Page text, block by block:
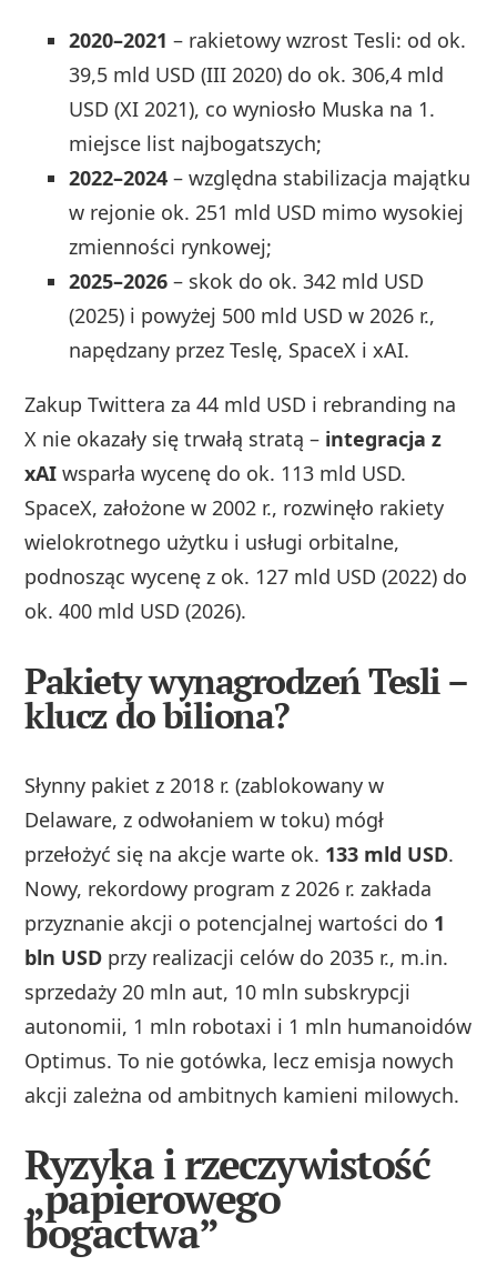
2020–2021 – rakietowy wzrost Tesli: od ok.
39,5 mld USD (III 2020) do ok. 306,4 mld
USD (XI 2021), co wyniosło Muska na 1.
miejsce list najbogatszych;
2022–2024 – względna stabilizacja majątku
w rejonie ok. 251 mld USD mimo wysokiej
zmienności rynkowej;
2025–2026 – skok do ok. 342 mld USD
(2025) i powyżej 500 mld USD w 2026 r.,
napędzany przez Teslę, SpaceX i xAI.
Zakup Twittera za 44 mld USD i rebranding na
X nie okazały się trwałą stratą – integracja z
xAI wsparła wycenę do ok. 113 mld USD.
SpaceX, założone w 2002 r., rozwinęło rakiety
wielokrotnego użytku i usługi orbitalne,
podnosząc wycenę z ok. 127 mld USD (2022) do
ok. 400 mld USD (2026).
Pakiety wynagrodzeń Tesli –
klucz do biliona?
Słynny pakiet z 2018 r. (zablokowany w
Delaware, z odwołaniem w toku) mógł
przełożyć się na akcje warte ok. 133 mld USD.
Nowy, rekordowy program z 2026 r. zakłada
przyznanie akcji o potencjalnej wartości do 1
bln USD przy realizacji celów do 2035 r., m.in.
sprzedaży 20 mln aut, 10 mln subskrypcji
autonomii, 1 mln robotaxi i 1 mln humanoidów
Optimus. To nie gotówka, lecz emisja nowych
akcji zależna od ambitnych kamieni milowych.
Ryzyka i rzeczywistość
„papierowego
bogactwa”